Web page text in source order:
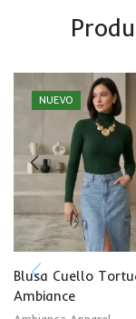
NUEVO
Blusa Cuello
Ambiance